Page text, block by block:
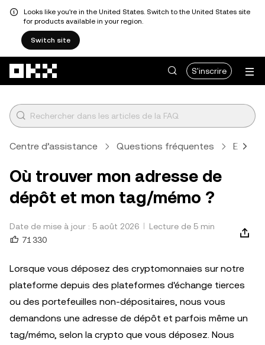
Looks like you're in the United States. Switch to the United States site
for products available in your region.
Switch site
S'inscrire
Centre d’assistance Questions fréquentes
Où trouver mon adresse de
dépôt et mon tag/mémo ?
Date de mise à jour : 5 août 2026
Lecture de 5 min
71 330
Lorsque vous déposez des cryptomonnaies sur notre
plateforme depuis des plateformes d'échange tierces
ou des portefeuilles non-dépositaires, nous vous
demandons une adresse de dépôt et parfois même un
tag/mémo, selon la crypto que vous déposez. Nous